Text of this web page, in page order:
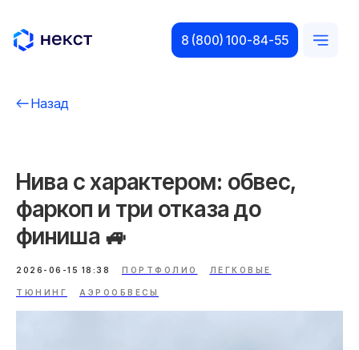
8 (800) 100-84-55
Нива с характером: обвес,
фаркоп и три отказа до
финиша 🚙
2026-06-15 18:38 ПОРТФОЛИО ЛЕГКОВЫЕ
ТЮНИНГ АЭРООБВЕСЫ